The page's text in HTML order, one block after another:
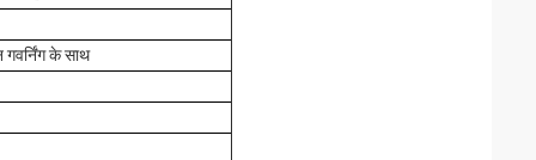
के साथ